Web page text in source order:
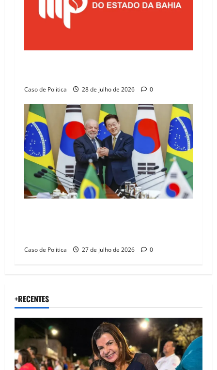
Caso de Politica 28 de julho de 2026 0
Caso de Politica 27 de julho de 2026 0
+RECENTES